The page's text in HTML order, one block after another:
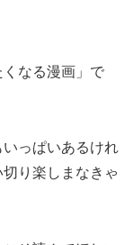
なる漫画」 で
っぱいあるけれ
り楽しまなきゃ